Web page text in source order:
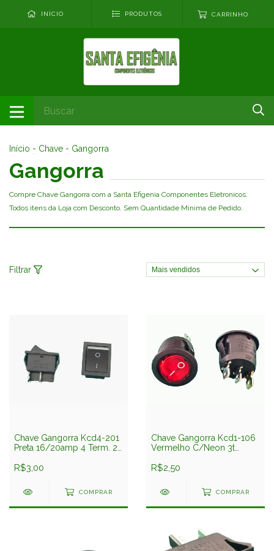
INÍCIO PRODUTOS CARRINHO
Início - Chave - Gangorra
Gangorra
Compre Chave Gangorra com a Santa Efigenia Componentes Eletronicos.
Todos itens da Loja com Desconto. Sem Quantidade Minima de Pedido.
Filtrar
Chave Gangorra Kcd4-201
Preta 16/20amp 4 Term. 2
R$3,00
COMPRAR
Chave Gangorra Kcd1-106
Vermelho C/Neon 3t
R$2,50
COMPRAR